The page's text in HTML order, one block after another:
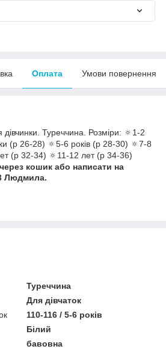
Оплата Умови повернення
дівчинки. Туреччина. Розміри: 🔅1-2
(р 26-28) 🔅5-6 років (р 28-30) 🔅7-8
(р 32-34) 🔅11-12 лет (р 34-36)
кошик або написати на
Людмила.
Туреччина
Для дівчаток
110-116 / 5-6 років
Білий
бавовна